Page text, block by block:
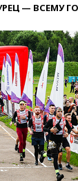
— ВСЕМУ